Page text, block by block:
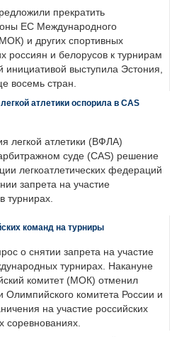
прекратить
ЕС Международного
и других спортивных
россиян и белорусов к турнирам
инициативой выступила Эстония,
восемь стран.
атлетики оспорила в CAS
легкой атлетики (ВФЛА)
суде (CAS) решение
легкоатлетических федераций
запрета на участие
турнирах.
команд на турниры
о снятии запрета на участие
турнирах. Накануне
комитет (МОК) отменил
Олимпийского комитета России и
на участие российских
соревнованиях.